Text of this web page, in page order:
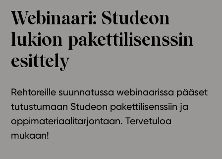
Ominaisuudet
Tapahtumakalenteri
Webinaari­tallenteet
Suosittelut
Ohjevideot
Oppikirjailijat
Tiimi
Tietoa meistä
Webinaari: Studeon
lukion pakettilisenssin
esittely
Rehtoreille suunnatussa webinaarissa pääset
tutustumaan Studeon pakettilisenssiin ja
oppimateriaalitarjontaan. Tervetuloa
mukaan!